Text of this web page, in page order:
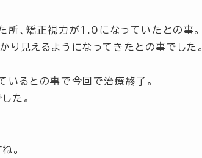
所、矯正視力が1.0になっていたとの事。
り見えるようになってきたとの事でした。
いるとの事で今回で治療終了。
た。
。